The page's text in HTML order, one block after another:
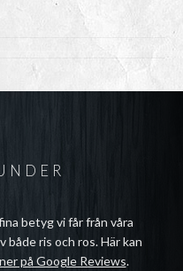
betyg vi får från våra
både ris och ros. Här kan
på Google Reviews.